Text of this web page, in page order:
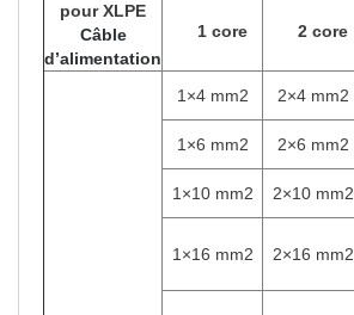
pourXLPE
Câble
d’alimentation
1 core 2 core
1×4 mm2 2×4 mm2
1×6 mm2
2×6 mm2
1×10 mm2
2×10 mm2
1×16 mm2 2×16 mm2